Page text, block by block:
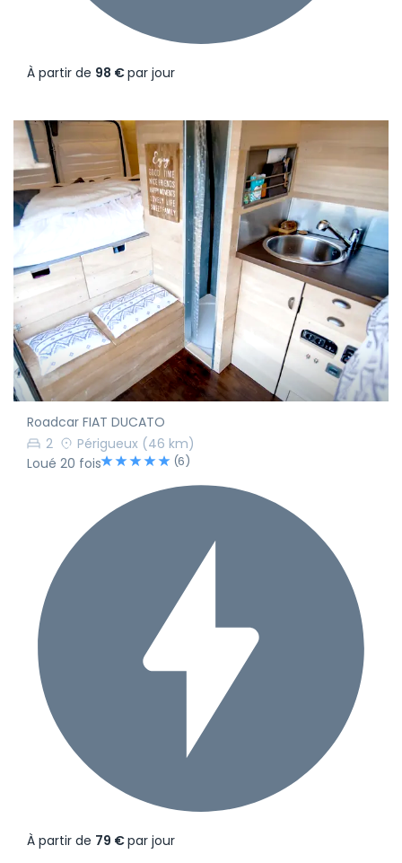
À partir de 98 €par jour
Roadcar FIAT DUCATO
2
Périgueux (46 km)
Loué 20 fois
(6)
À partir de 79 €par jour